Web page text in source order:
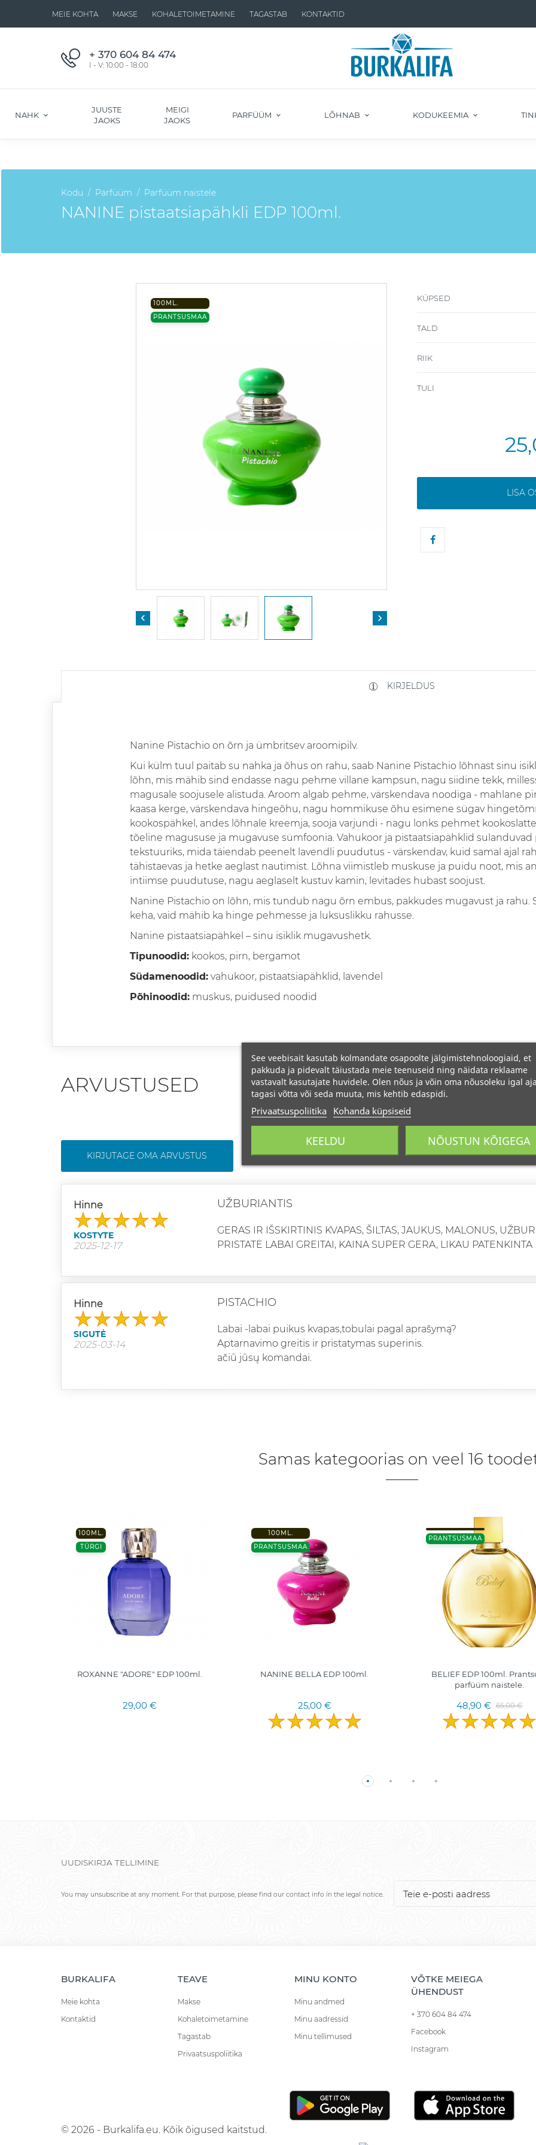
MEIE KOHTA MAKSE KOHALETOIMETAMINE TAGASTAB KONTAKTID
+ 370 604 84 474
I - V: 10:00 - 18:00
NAHK
JUUSTE
JAOKS
MEIGI
JAOKS
PARFÜÜM LÕHNAB KODUKEEMIA
Kodu Parfüüm Parfüüm naistele
NANINE pistaatsiapähkli EDP 100ml.
100ML.
PRANTSUSMAA
 
KÜPSED
TALD
RIIK
TULI
LISA
KIRJELDUS
Nanine Pistachio on õrn ja ümbritsev aroomipilv.
Kui külm tuul paitab su nahka ja õhus on rahu, saab Nanine Pistachio lõhnast sinu
lõhn, mis mähib sind endasse nagu pehme villane kampsun, nagu siidine tekk,
magusale soojusele alistuda. Aroom algab pehme, värskendava noodiga - mahlane
kaasa kerge, värskendava hingeõhu, nagu hommikuse õhu esimene sügav
kookospähkel, andes lõhnale kreemja, sooja varjundi - nagu lonks pehmet
tõeline magususe ja mugavuse sümfoonia. Vahukoor ja pistaatsiapähklid sulanduvad
tekstuuriks, mida täiendab peenelt lavendli puudutus - värskendav, kuid samal ajal
tähistaevas ja hetke aeglast nautimist. Lõhna viimistleb muskuse ja puidu noot, mis
intiimse puudutuse, nagu aeglaselt kustuv kamin, levitades hubast soojust.
Nanine Pistachio on lõhn, mis tundub nagu õrn embus, pakkudes mugavust ja rahu.
keha, vaid mähib ka hinge pehmesse ja luksuslikku rahusse.
Nanine pistaatsiapähkel – sinu isiklik mugavushetk.
Tipunoodid: kookos, pirn, bergamot
Südamenoodid: vahukoor, pistaatsiapähklid, lavendel
Põhinoodid: muskus, puidused noodid
ARVUSTUSED
KIRJUTAGE OMA ARVUSTUS
Hinne
KOSTYTE
2025-12-17
UŽBURIANTIS
GERAS IR IŠSKIRTINIS KVAPAS, ŠILTAS, JAUKUS, MALONUS,
PRISTATĖ LABAI GREITAI, KAINA SUPER GERA, LIKAU PATENKINTA
Hinne
SIGUTĖ
2025-03-14
PISTACHIO
Labai -labai puikus kvapas,tobulai pagal aprašymą?
Aptarnavimo greitis ir pristatymas superinis.
ačiū jūsų komandai.
Samas kategoorias on veel 16
100ML.
TÜRGI
ROXANNE "ADORE" EDP 100ml.
29,00 €
100ML.
PRANTSUSMAA
NANINE BELLA EDP 100ml.
25,00 €
PRANTSUSMAA
BELIEF EDP 100ml.
parfüüm naistele.
48,90 € 65,00 €
UUDISKIRJA TELLIMINE
You may unsubscribe at any moment. For that purpose, please find our contact info in the legal notice.
BURKALIFA
Meie kohta
Kontaktid
TEAVE
Makse
Kohaletoimetamine
Tagastab
Privaatsuspoliitika
MINU KONTO
Minu andmed
Minu aadressid
Minu tellimused
VÕTKE MEIEGA
ÜHENDUST
+ 370 604 84 474
Facebook
Instagram
© 2026 - Burkalifa.eu. Kõik õigused kaitstud.
See veebisait kasutab kolmandate osapoolte jälgimistehnoloogiaid, et
pakkuda ja pidevalt täiustada meie teenuseid ning näidata reklaame
vastavalt kasutajate huvidele. Olen nõus ja võin oma nõusoleku igal
tagasi võtta või seda muuta, mis kehtib edaspidi.
Privaatsuspoliitika Kohanda küpsiseid
KEELDU NÕUSTUN KÕIGEGA